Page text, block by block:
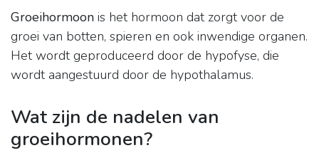
Groeihormoon is het hormoon dat zorgt voor de
groei van botten, spieren en ook inwendige organen.
Het wordt geproduceerd door de hypofyse, die
wordt aangestuurd door de hypothalamus.
Wat zijn de nadelen van
groeihormonen?